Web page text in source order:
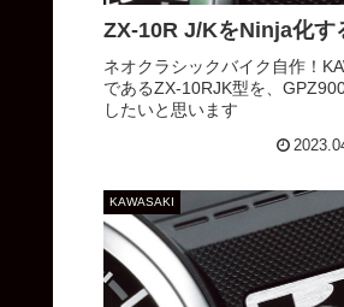
ZX-10R J/KをNinja化
ネオクラシックバイク自作！
であるZX-10RJK型を、
したいと思います
KAWASAKI